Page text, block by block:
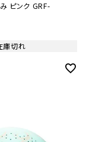
ピンク GRF-
庫切れ